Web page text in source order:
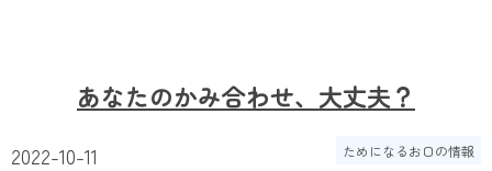
あなたのかみ合わせ、大丈夫？
2022-10-11 ためになるお口の情報